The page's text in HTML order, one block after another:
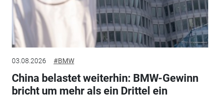
03.08.2026 #BMW
China belastet weiterhin: BMW-Gewinn
bricht um mehr als ein Drittel ein